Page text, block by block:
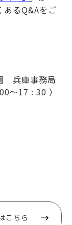
あるQ&Aをご
兵庫事務局
～17 : 30 ）
こちら